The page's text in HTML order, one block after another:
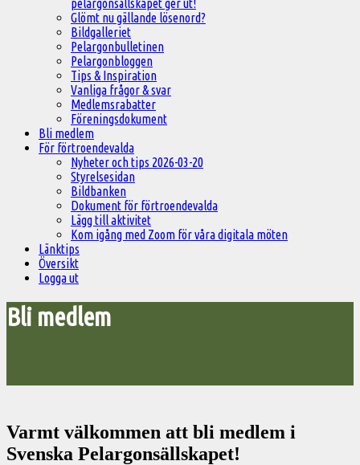
pelargonsällskapet ger ut!
Glömt nu gällande lösenord?
Bildgalleriet
Pelargonbulletinen
Pelargonbloggen
Tips & Inspiration
Vanliga frågor & svar
Medlemsrabatter
Föreningsdokument
Bli medlem
För förtroendevalda
Nyheter och tips 2026-03-20
Styrelsesidan
Bildbanken
Dokument för förtroendevalda
Lägg till aktivitet
Kom igång med Zoom för våra digitala möten
Länktips
Översikt
Logga ut
Bli medlem
Varmt välkommen att bli medlem i
Svenska Pelargonsällskapet!